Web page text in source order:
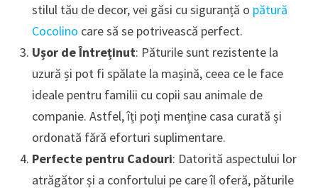
stilul tău de decor, vei găsi cu siguranță o pătură
Cocolino care să se potrivească perfect.
Ușor de Întreținut: Păturile sunt rezistente la
uzură și pot fi spălate la mașină, ceea ce le face
ideale pentru familii cu copii sau animale de
companie. Astfel, îți poți menține casa curată și
ordonată fără eforturi suplimentare.
Perfecte pentru Cadouri: Datorită aspectului lor
atrăgător și a confortului pe care îl oferă, păturile